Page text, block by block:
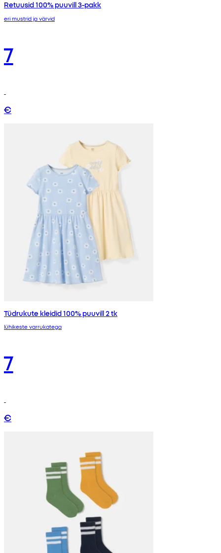
Retuusid 100% puuvill 3-pakk
eri mustrid ja värvid
7
€
Tüdrukute kleidid 100% puuvill 2 tk
lühikeste varrukatega
7
€